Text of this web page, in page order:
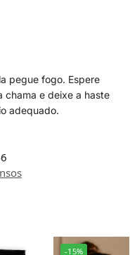
pegue fogo. Espere
chama e deixe a haste
adequado.
-15%